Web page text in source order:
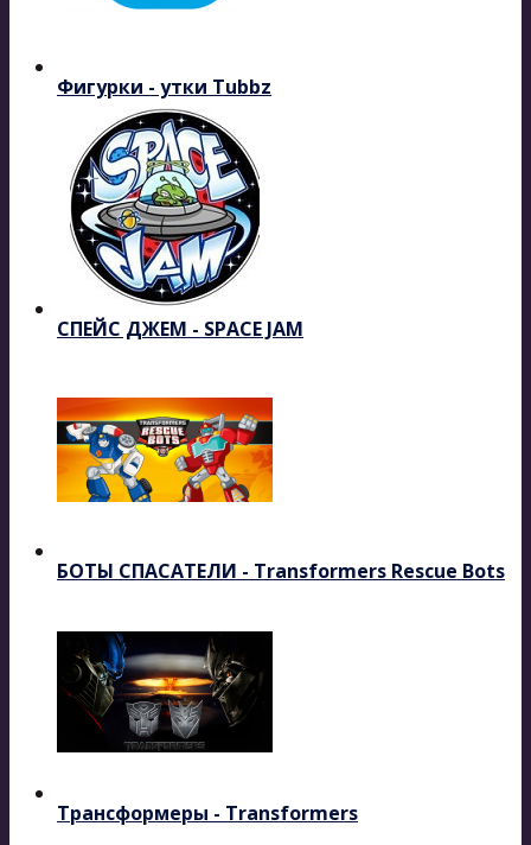
Фигурки - утки Tubbz
СПЕЙС ДЖЕМ - SPACE JAM
БОТЫ СПАСАТЕЛИ - Transformers Rescue Bots
Трансформеры - Transformers